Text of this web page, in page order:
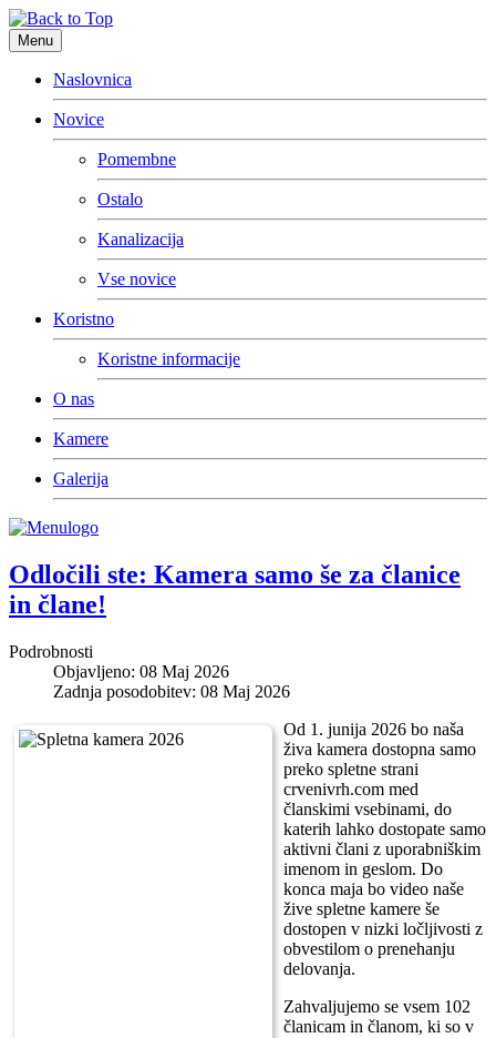
Menu
Naslovnica
Novice
Pomembne
Ostalo
Kanalizacija
Vse novice
Koristno
Koristne informacije
O nas
Kamere
Galerija
Odločili ste: Kamera samo še za članice
in člane!
Podrobnosti
Objavljeno: 08 Maj 2026
Zadnja posodobitev: 08 Maj 2026
Od 1. junija 2026 bo naša
živa kamera dostopna samo
preko spletne strani
crvenivrh.com med
članskimi vsebinami, do
katerih lahko dostopate samo
aktivni člani z uporabniškim
imenom in geslom. Do
konca maja bo video naše
žive spletne kamere še
dostopen v nizki ločljivosti z
obvestilom o prenehanju
delovanja.
Zahvaljujemo se vsem 102
članicam in članom, ki so v